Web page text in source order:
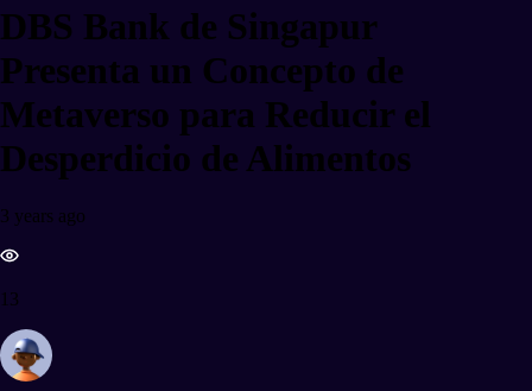
DBS Bank de Singapur
Presenta un Concepto de
Metaverso para Reducir el
Desperdicio de Alimentos
3 years ago
13